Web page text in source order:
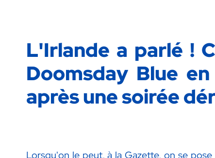
L'Irlande a parlé !
Doomsday Blue
après une soirée
Lorsqu'on le peut, à la Gazette, on se